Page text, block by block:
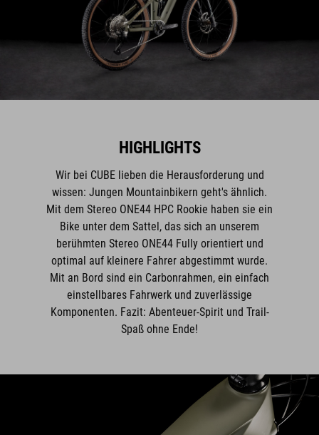
HIGHLIGHTS
Wir bei CUBE lieben die Herausforderung und
wissen: Jungen Mountainbikern geht's ähnlich.
Mit dem Stereo ONE44 HPC Rookie haben sie ein
Bike unter dem Sattel, das sich an unserem
berühmten Stereo ONE44 Fully orientiert und
optimal auf kleinere Fahrer abgestimmt wurde.
Mit an Bord sind ein Carbonrahmen, ein einfach
einstellbares Fahrwerk und zuverlässige
Komponenten. Fazit: Abenteuer-Spirit und Trail-
Spaß ohne Ende!